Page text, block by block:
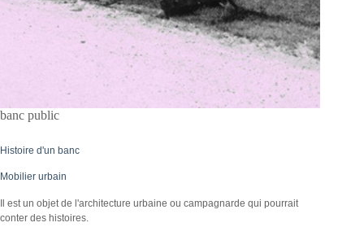
banc public
Histoire d'un banc
Mobilier urbain
Il est un objet de l'architecture urbaine ou campagnarde qui pourrait
conter des histoires.